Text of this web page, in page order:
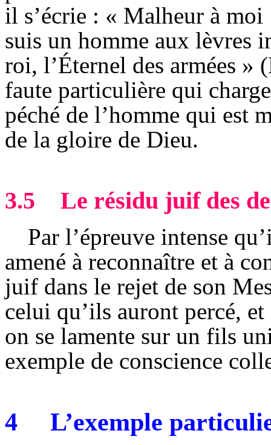
il s’écrie : « Malheur à
suis un homme aux lèvres
roi, l’Éternel des armées »
faute particulière qui
péché de l’homme qui est
de la gloire de Dieu.
3.5 Le résidu juif des
Par l’épreuve intense
amené à reconnaître et à
juif dans le rejet de son
celui qu’ils auront percé,
on se lamente sur un fils
exemple de conscience
4 L’exemple